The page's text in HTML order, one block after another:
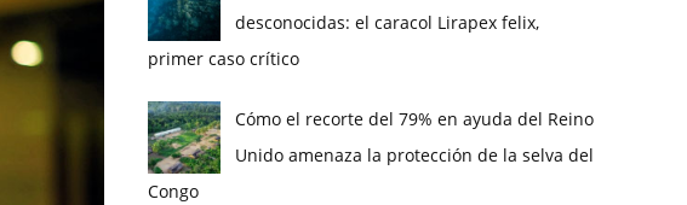
desconocidas: el caracol Lirapex felix,
primer caso crítico
Cómo el recorte del 79% en ayuda del Reino
Unido amenaza la protección de la selva del
Congo